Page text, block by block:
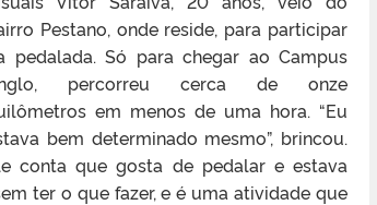
Pestano, onde reside, para participar
pedalada. Só para chegar ao Campus
percorreu cerca de onze
em menos de uma hora. “Eu
bem determinado mesmo”, brincou.
conta que gosta de pedalar e estava
ter o que fazer, e é uma atividade que